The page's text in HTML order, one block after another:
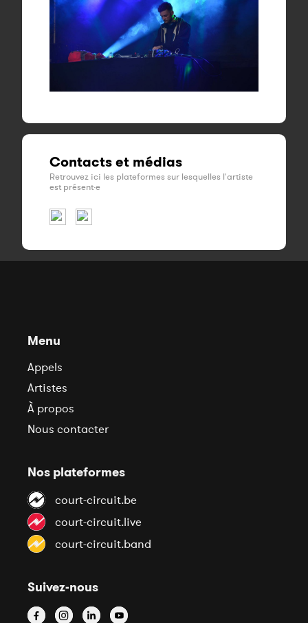
Contacts et médias
Retrouvez ici les plateformes sur lesquelles l'artiste
est présent·e
Menu
Appels
Artistes
À propos
Nous contacter
Nos plateformes
court-circuit.be
court-circuit.live
court-circuit.band
Suivez-nous